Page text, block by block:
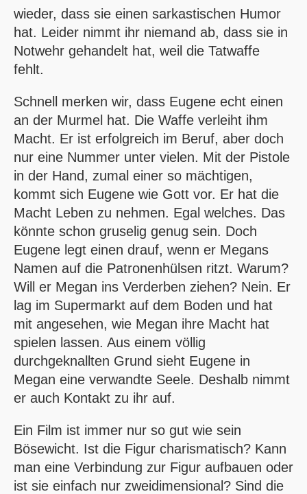
wieder, dass sie einen sarkastischen Humor
hat. Leider nimmt ihr niemand ab, dass sie in
Notwehr gehandelt hat, weil die Tatwaffe
fehlt.
Schnell merken wir, dass Eugene echt einen
an der Murmel hat. Die Waffe verleiht ihm
Macht. Er ist erfolgreich im Beruf, aber doch
nur eine Nummer unter vielen. Mit der Pistole
in der Hand, zumal einer so mächtigen,
kommt sich Eugene wie Gott vor. Er hat die
Macht Leben zu nehmen. Egal welches. Das
könnte schon gruselig genug sein. Doch
Eugene legt einen drauf, wenn er Megans
Namen auf die Patronenhülsen ritzt. Warum?
Will er Megan ins Verderben ziehen? Nein. Er
lag im Supermarkt auf dem Boden und hat
mit angesehen, wie Megan ihre Macht hat
spielen lassen. Aus einem völlig
durchgeknallten Grund sieht Eugene in
Megan eine verwandte Seele. Deshalb nimmt
er auch Kontakt zu ihr auf.
Ein Film ist immer nur so gut wie sein
Bösewicht. Ist die Figur charismatisch? Kann
man eine Verbindung zur Figur aufbauen oder
ist sie einfach nur zweidimensional? Sind die